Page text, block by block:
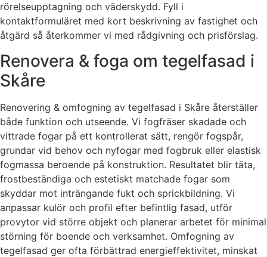
rörelseupptagning och väderskydd. Fyll i
kontaktformuläret med kort beskrivning av fastighet och
åtgärd så återkommer vi med rådgivning och prisförslag.
Renovera & foga om tegelfasad i
Skåre
Renovering & omfogning av tegelfasad i Skåre återställer
både funktion och utseende. Vi fogfräser skadade och
vittrade fogar på ett kontrollerat sätt, rengör fogspår,
grundar vid behov och nyfogar med fogbruk eller elastisk
fogmassa beroende på konstruktion. Resultatet blir täta,
frostbeständiga och estetiskt matchade fogar som
skyddar mot inträngande fukt och sprickbildning. Vi
anpassar kulör och profil efter befintlig fasad, utför
provytor vid större objekt och planerar arbetet för minimal
störning för boende och verksamhet. Omfogning av
tegelfasad ger ofta förbättrad energieffektivitet, minskat